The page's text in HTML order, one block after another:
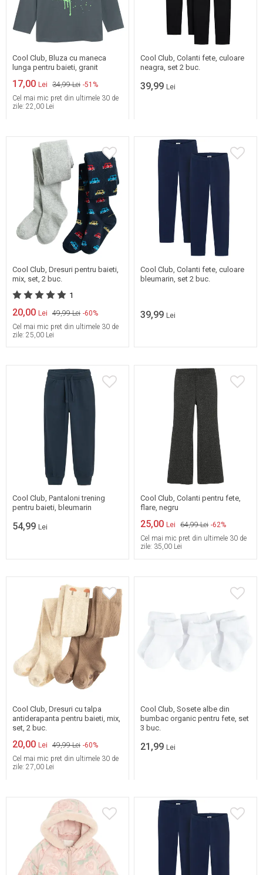
134
146
152
164
Cool Club, Bluza cu maneca
lunga pentru baieti, granit
17,00 Lei 34,99 Lei -51%
Cel mai mic pret din ultimele 30 de
zile: 22,00 Lei
Mai multe marimi
disponibile
Cool Club, Colanti fete, culoare
neagra, set 2 buc.
39,99 Lei
116/122
Cool Club, Dresuri pentru baieti,
mix, set, 2 buc.
1
20,00 Lei 49,99 Lei -60%
Cel mai mic pret din ultimele 30 de
zile: 25,00 Lei
Mai multe marimi
disponibile
Cool Club, Colanti fete, culoare
bleumarin, set 2 buc.
39,99 Lei
Mai multe marimi
disponibile
Cool Club, Pantaloni trening
pentru baieti, bleumarin
54,99 Lei
104
110
116
122 128
Cool Club, Colanti pentru fete,
flare, negru
25,00 Lei 64,99 Lei -62%
Cel mai mic pret din ultimele 30 de
zile: 35,00 Lei
80/86 92/98
Cool Club, Dresuri cu talpa
antiderapanta pentru baieti, mix,
set, 2 buc.
20,00 Lei 49,99 Lei -60%
Cel mai mic pret din ultimele 30 de
zile: 27,00 Lei
Cool Club, Sosete albe din
bumbac organic pentru fete, set
3 buc.
21,99 Lei